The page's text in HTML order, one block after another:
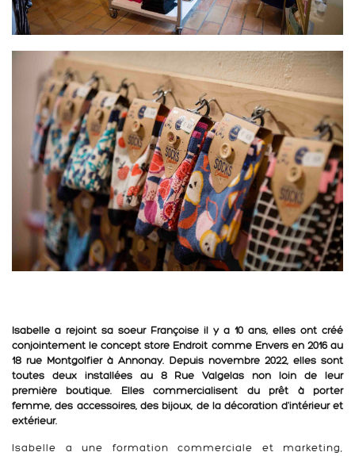
Isabelle a rejoint sa soeur Françoise il y a 10 ans, elles ont créé
conjointement le concept store Endroit comme Envers en 2016 au
18 rue Montgolfier à Annonay. Depuis novembre 2022, elles sont
toutes deux installées au 8 Rue Valgelas non loin de leur
première boutique. Elles commercialisent du prêt à porter
femme, des accessoires, des bijoux, de la décoration d'intérieur et
extérieur.
Isabelle a une formation commerciale et marketing,